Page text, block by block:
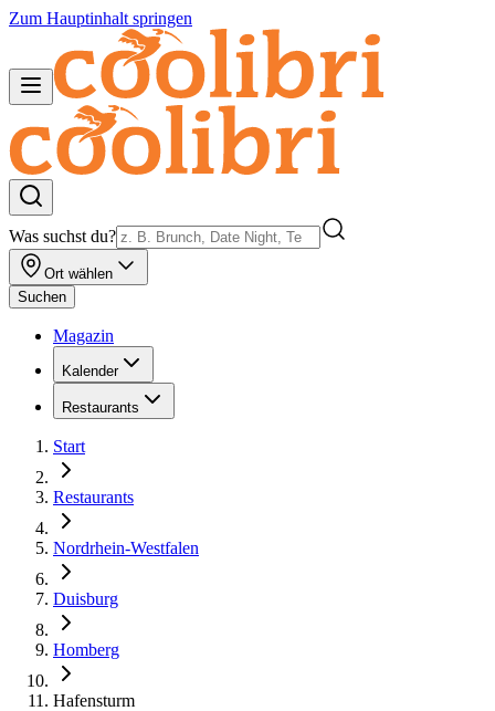
Zum Hauptinhalt springen
Was suchst du?
Ort wählen
Suchen
Magazin
Kalender
Restaurants
Start
Restaurants
Nordrhein-Westfalen
Duisburg
Homberg
Hafensturm